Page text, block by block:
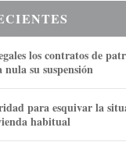
los contratos de
su suspensión
para esquivar la
habitual